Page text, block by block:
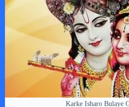
Karke Isharo Bulaye